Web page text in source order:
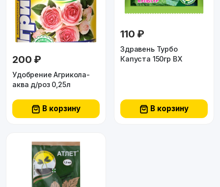
200 ₽
Удобрение Агрикола-
аква д/роз 0,25л
В корзину
110 ₽
Здравень Турбо
Капуста 150гр ВХ
В корзину